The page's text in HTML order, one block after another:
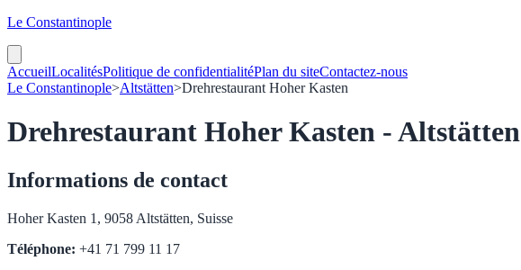
Le Constantinople
AccueilLocalitésPolitique de confidentialitéPlan du siteContactez-nous
Le Constantinople>Altstätten>Drehrestaurant Hoher Kasten
Drehrestaurant Hoher Kasten - Altstätten
Informations de contact
Hoher Kasten 1, 9058 Altstätten, Suisse
Téléphone: +41 71 799 11 17